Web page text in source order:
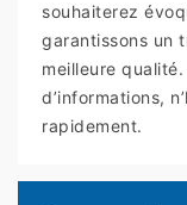
souhaiterez
garantissons un
meilleure
d’informations,
rapidement.